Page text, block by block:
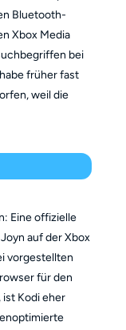
Bluetooth-
Xbox Media
bei
früher fast
weil die
Eine offizielle
auf der Xbox
vorgestellten
für den
Kodi eher